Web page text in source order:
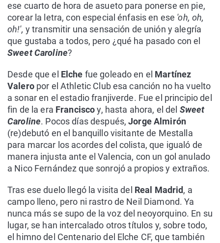
ese cuarto de hora de asueto para ponerse en pie,
corear la letra, con especial énfasis en ese 'oh, oh,
oh!', y transmitir una sensación de unión y alegría
que gustaba a todos, pero ¿qué ha pasado con el
Sweet Caroline?
Desde que el Elche fue goleado en el Martínez
Valeropor el Athletic Club esa canción no ha vuelto
a sonar en el estadio franjiverde. Fue el principio del
fin de la era Franciscoy, hasta ahora, el del Sweet
Caroline. Pocos días después, Jorge Almirón
(re)debutó en el banquillo visitante de Mestalla
para marcar los acordes del colista, que igualó de
manera injusta ante el Valencia, con un gol anulado
a Nico Fernández que sonrojó a propios y extraños.
Tras ese duelo llegó la visita del Real Madrid, a
campo lleno, pero ni rastro de Neil Diamond. Ya
nunca más se supo de la voz del neoyorquino. En su
lugar, se han intercalado otros títulos y, sobre todo,
el himno del Centenario del Elche CF, que también